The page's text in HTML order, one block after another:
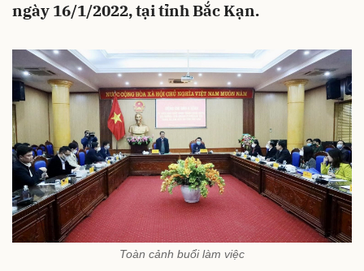
ngày 16/1/2022, tại tỉnh Bắc Kạn.
Toàn cảnh buổi làm việc